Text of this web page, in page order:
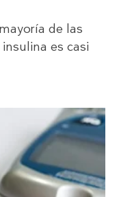
de las
es casi